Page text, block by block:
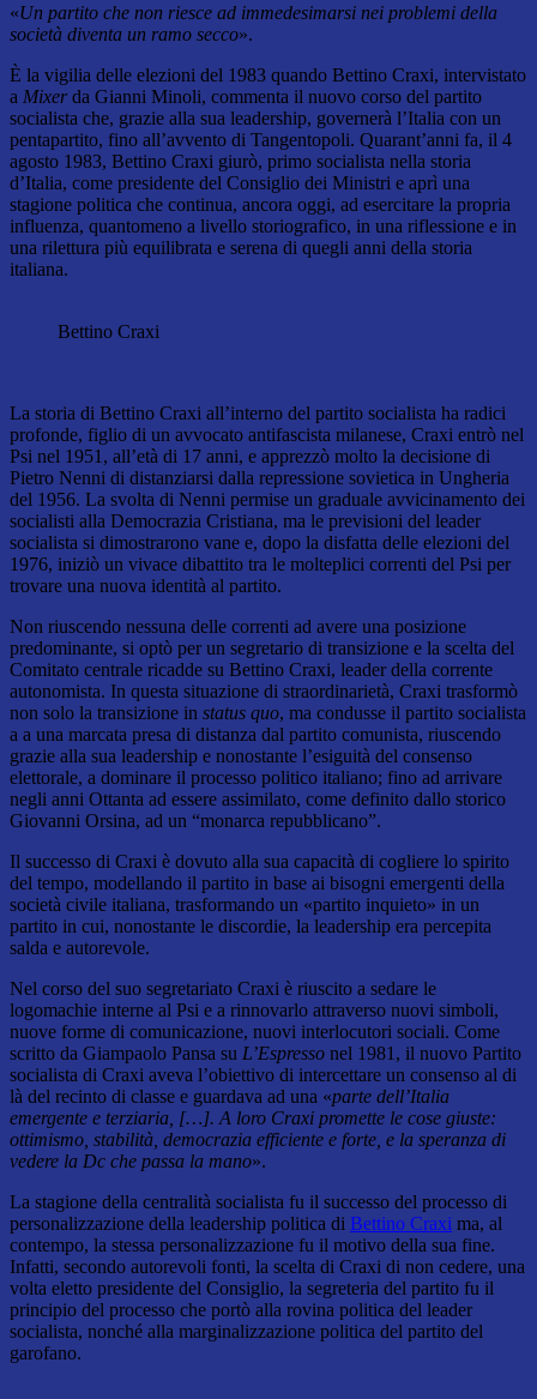
«Un partito che non riesce ad immedesimarsi nei problemi della
società diventa un ramo secco».
È la vigilia delle elezioni del 1983 quando Bettino Craxi, intervistato
a Mixerda Gianni Minoli, commenta il nuovo corso del partito
socialista che, grazie alla sua leadership, governerà l’Italia con un
pentapartito, fino all’avvento di Tangentopoli. Quarant’anni fa, il 4
agosto 1983, Bettino Craxi giurò, primo socialista nella storia
d’Italia, come presidente del Consiglio dei Ministri e aprì una
stagione politica che continua, ancora oggi, ad esercitare la propria
influenza, quantomeno a livello storiografico, in una riflessione e in
una rilettura più equilibrata e serena di quegli anni della storia
italiana.
Bettino Craxi
La storia di Bettino Craxi all’interno del partito socialista ha radici
profonde, figlio di un avvocato antifascista milanese, Craxi entrò nel
Psi nel 1951, all’età di 17 anni, e apprezzò molto la decisione di
Pietro Nenni di distanziarsi dalla repressione sovietica in Ungheria
del 1956. La svolta di Nenni permise un graduale avvicinamento dei
socialisti alla Democrazia Cristiana, ma le previsioni del leader
socialista si dimostrarono vane e, dopo la disfatta delle elezioni del
1976, iniziò un vivace dibattito tra le molteplici correnti del Psi per
trovare una nuova identità al partito.
Non riuscendo nessuna delle correnti ad avere una posizione
predominante, si optò per un segretario di transizione e la scelta del
Comitato centrale ricadde su Bettino Craxi, leader della corrente
autonomista. In questa situazione di straordinarietà, Craxi trasformò
non solo la transizione in status quo, ma condusse il partito socialista
a a una marcata presa di distanza dal partito comunista, riuscendo
grazie alla sua leadership e nonostante l’esiguità del consenso
elettorale, a dominare il processo politico italiano; fino ad arrivare
negli anni Ottanta ad essere assimilato, come definito dallo storico
Giovanni Orsina, ad un “monarca repubblicano”.
Il successo di Craxi è dovuto alla sua capacità di cogliere lo spirito
del tempo, modellando il partito in base ai bisogni emergenti della
società civile italiana, trasformando un «partito inquieto» in un
partito in cui, nonostante le discordie, la leadership era percepita
salda e autorevole.
Nel corso del suo segretariato Craxi è riuscito a sedare le
logomachie interne al Psi e a rinnovarlo attraverso nuovi simboli,
nuove forme di comunicazione, nuovi interlocutori sociali. Come
scritto da Giampaolo Pansa su L’Espresso nel 1981, il nuovo Partito
socialista di Craxi aveva l’obiettivo di intercettare un consenso al di
là del recinto di classe e guardava ad una «parte dell’Italia
emergente e terziaria, […]. A loro Craxi promette le cose giuste:
ottimismo, stabilità, democrazia efficiente e forte, e la speranza di
vedere la Dc che passa la mano».
La stagione della centralità socialista fu il successo del processo di
personalizzazione della leadership politica di Bettino Craxi ma, al
contempo, la stessa personalizzazione fu il motivo della sua fine.
Infatti, secondo autorevoli fonti, la scelta di Craxi di non cedere, una
volta eletto presidente del Consiglio, la segreteria del partito fu il
principio del processo che portò alla rovina politica del leader
socialista, nonché alla marginalizzazione politica del partito del
garofano.